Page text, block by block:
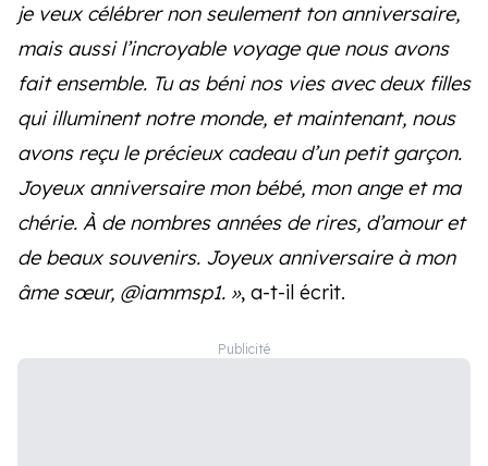
je veux célébrer non seulement ton anniversaire,
mais aussi l’incroyable voyage que nous avons
fait ensemble. Tu as béni nos vies avec deux filles
qui illuminent notre monde, et maintenant, nous
avons reçu le précieux cadeau d’un petit garçon.
Joyeux anniversaire mon bébé, mon ange et ma
chérie. À de nombres années de rires, d’amour et
de beaux souvenirs. Joyeux anniversaire à mon
âme sœur, @iammsp1. », a-t-il écrit.